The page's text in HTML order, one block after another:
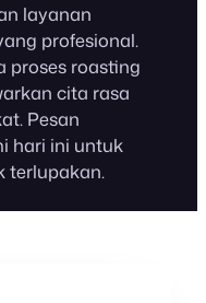
layanan
profesional.
proses roasting
cita rasa
Pesan
hari ini untuk
terlupakan.